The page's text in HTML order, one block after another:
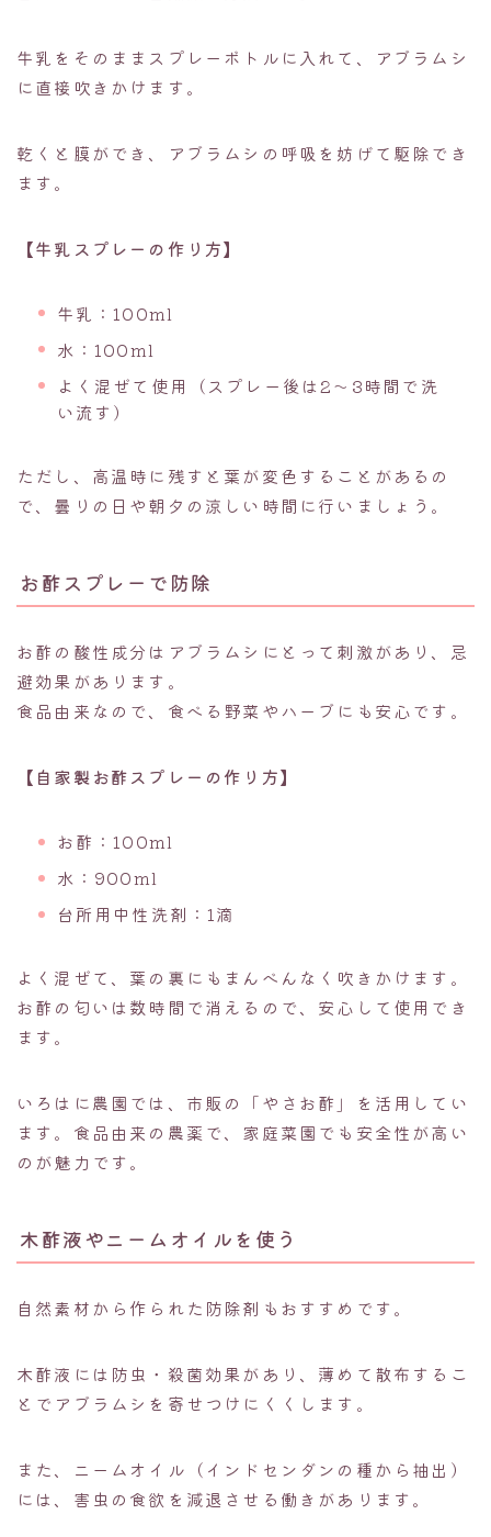
牛乳をそのままスプレーボトルに入れて、アブラムシ
に直接吹きかけます。
乾くと膜ができ、アブラムシの呼吸を妨げて駆除でき
ます。
【牛乳スプレーの作り方】
牛乳：100ml
水：100ml
よく混ぜて使用（スプレー後は2〜3時間で洗
い流す）
ただし、高温時に残すと葉が変色することがあるの
で、曇りの日や朝夕の涼しい時間に行いましょう。
お酢スプレーで防除
お酢の酸性成分はアブラムシにとって刺激があり、忌
避効果があります。
食品由来なので、食べる野菜やハーブにも安心です。
【自家製お酢スプレーの作り方】
お酢：100ml
水：900ml
台所用中性洗剤：1滴
よく混ぜて、葉の裏にもまんべんなく吹きかけます。
お酢の匂いは数時間で消えるので、安心して使用でき
ます。
いろはに農園では、市販の「やさお酢」を活用してい
ます。食品由来の農薬で、家庭菜園でも安全性が高い
のが魅力です。
木酢液やニームオイルを使う
自然素材から作られた防除剤もおすすめです。
木酢液には防虫・殺菌効果があり、薄めて散布するこ
とでアブラムシを寄せつけにくくします。
また、ニームオイル（インドセンダンの種から抽出）
には、害虫の食欲を減退させる働きがあります。